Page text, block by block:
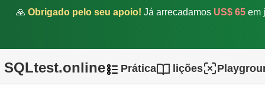
🙏 Obrigado pelo seu apoio! Já arrecadamos US$ 65 em
SQLtest.online Prática lições
22.Calcule a área de um
círculo